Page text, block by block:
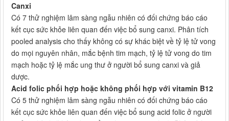
Canxi
Có 7 thử nghiệm lâm sàng ngẫu nhiên có đối chứng báo cáo
kết cục sức khỏe liên quan đến việc bổ sung canxi. Phân tích
pooled analysis cho thấy không có sự khác biệt về tỷ lệ tử vong
do mọi nguyên nhân, mắc bệnh tim mạch, tỷ lệ tử vong do tim
mạch hoặc tỷ lệ mắc ung thư ở người bổ sung canxi và giả
dược.
Acid folic phối hợp hoặc không phối hợp với vitamin B12
Có 5 thử nghiệm lâm sàng ngẫu nhiên có đối chứng báo cáo
kết cục sức khỏe liên quan đến việc bổ sung acid folic ở người